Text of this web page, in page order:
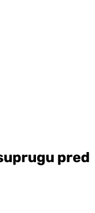
pred